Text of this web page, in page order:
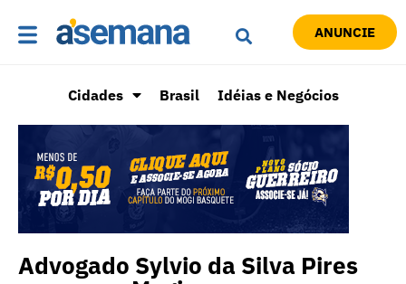
ANUNCIE
Cidades Brasil Idéias e Negócios
Advogado Sylvio da Silva Pires